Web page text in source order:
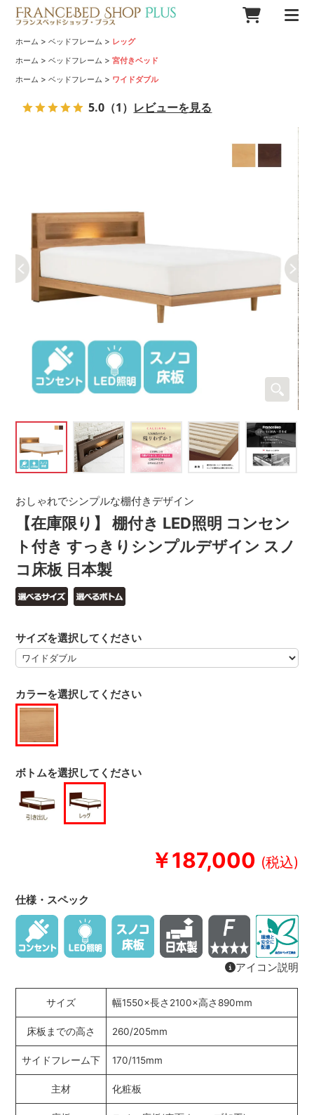
ホーム >ベッドフレーム > レッグ
ホーム >ベッドフレーム >宮付きベッド
ホーム >ベッドフレーム > ワイドダブル
【在庫限り】 棚付き LED照明 コンセン
ト付き すっきりシンプルデザイン スノ
コ床板 日本製
おしゃれでシンプルな棚付きデザイン
￥187,000
カラーを選択してください
サイズを選択してください
ボトムを選択してください
仕様・スペック
アイコン説明
サイズ 幅1550×長さ2100×高さ890mm
床板までの高さ 260/205mm
サイドフレーム下 170/115mm
主材 化粧板
5.0 （1） レビューを見る